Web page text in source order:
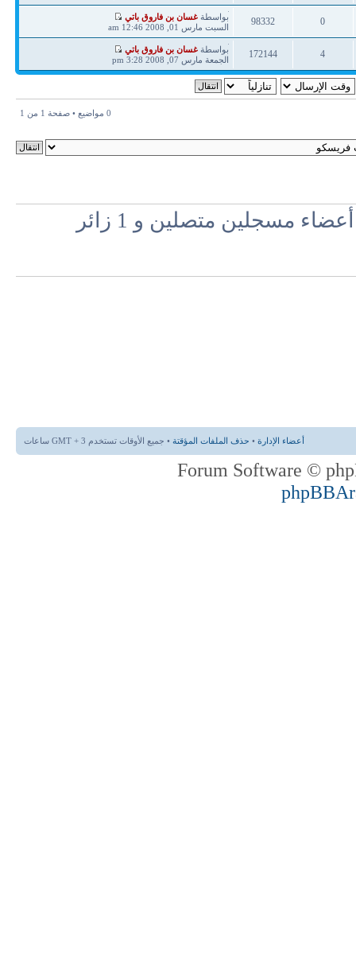
ردود
مشاهدات
0
ردود
98332
مشاهدات
آخر
مشاركة
بواسطةغسان بن فاروق باتي
السبت مارس 01, 2008 12:46 am
4
ردود
172144
مشاهدات
آخر
مشاركة
بواسطةغسان بن فاروق باتي
الجمعة مارس 07, 2008 3:28 pm
0 مواضيع • صفحة 1 من 1
مسجلين متصلين و 1 زائر
أعضاء الإدارة • حذف الملفات المؤقتة • جميع الأوقات تستخدم GMT + 3 ساعات